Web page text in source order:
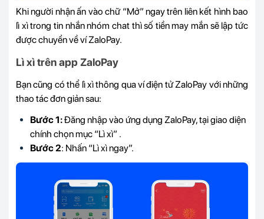
Khi người nhận ấn vào chữ “Mở” ngay trên liên kết hình bao
lì xì trong tin nhắn nhóm chat thì số tiền may mắn sẽ lập tức
được chuyển về ví ZaloPay.
Lì xì trên app ZaloPay
Bạn cũng có thể lì xì thông qua ví điện tử ZaloPay với những
thao tác đơn giản sau:
Bước 1:Đăng nhập vào ứng dụng ZaloPay, tại giao diện
chính chọn mục “Lì xì” .
Bước 2: Nhấn “Lì xì ngay”.